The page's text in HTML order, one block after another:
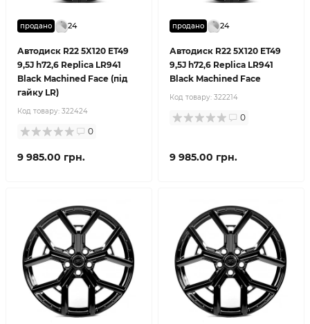
продано 24
Автодиск R22 5X120 ET49
9,5J h72,6 Replica LR941
Black Machined Face (під
гайку LR)
Код товару: 322424
0
9 985.00 грн.
продано 24
Автодиск R22 5X120 ET49
9,5J h72,6 Replica LR941
Black Machined Face
Код товару: 322214
0
9 985.00 грн.